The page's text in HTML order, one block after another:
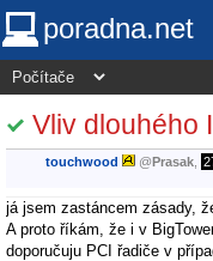
poradna.net
Vliv dlouhého
touchwood @Prasak
já jsem zastáncem zásady,
A proto říkám, že i v
doporučuju PCI řadiče v